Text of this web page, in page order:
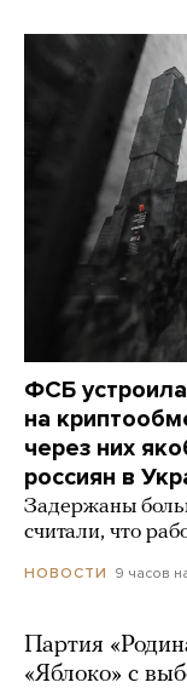
ФСБ
на
через них
россиян в
Задержаны
считали, что
НОВОСТИ 9 часов
Партия
«Яблоко» с